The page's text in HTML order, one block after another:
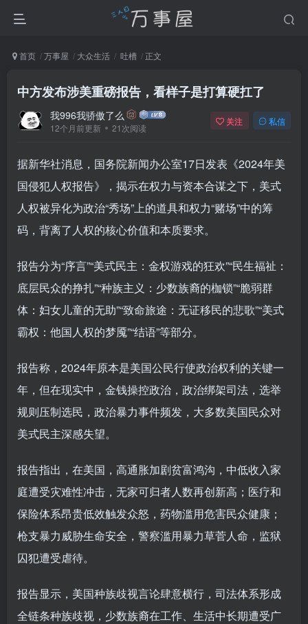
首页 万事屋 大众生活 吐槽 正文
中方发布涉美重磅报告，看样子是打算硬扛了
我996我骄傲了么
12个月前更新 21次阅读
关注 私信
据新华社消息，国务院新闻办公室17日发表《2024年美
国侵犯人权报告》，揭示在权力与资本合谋之下，美式
人权被异化为政治“秀场”上的道具和权力“赌场”中的筹
码，背离了人权的核心价值和本质要求。
报告分为“序言”“美式民主：金权游戏的狂欢”“民生福祉：
底层民众的挣扎”“种族主义：少数族裔的枷锁”“脆弱群
体：妇女儿童的无助”“致命旅途：无证移民的悲歌”“美式
霸权：他国人权的梦魇”“结语”等部分。
报告称，2024年原本是美国公民行使政治权利的关键一
年，但在现实中，金钱操控政治，政治绑架司法，选举
规则压制选民，政治暴力事件频发，大多数美国民众对
美式民主深感失望。
报告指出，在美国，高通胀加剧贫富鸿沟，中低收入家
庭遭受灾难性冲击，无家可归者人数再创新高；医疗和
保险体系昂贵低效触发众怒，药物滥用危害民众健康；
枪支暴力威胁生命安全，警察滥用暴力草菅人命，监狱
囚犯遭受虐待。
报告显示，美国种族歧视言论肆意横行，司法体系形成
全链条种族歧视，少数族裔在工作、生活中长期遭受广